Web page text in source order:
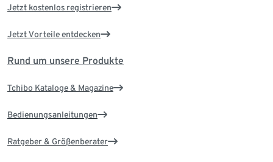
Jetzt kostenlos registrieren
Jetzt Vorteile entdecken
Rund um unsere Produkte
Tchibo Kataloge & Magazine
Bedienungsanleitungen
Ratgeber & Größenberater